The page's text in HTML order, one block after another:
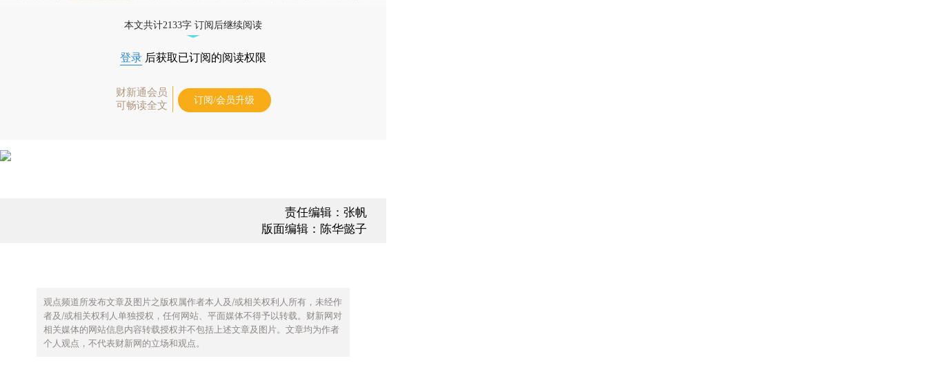
本文共计2133字 订阅后继续阅读
登录 后获取已订阅的阅读权限
财新通会员
可畅读全文
订阅/会员升级
责任编辑：张帆
版面编辑：陈华懿子
观点频道所发布文章及图片之版权属作者本人及/或相关权利人所有，未经作
者及/或相关权利人单独授权，任何网站、平面媒体不得予以转载。财新网对
相关媒体的网站信息内容转载授权并不包括上述文章及图片。文章均为作者
个人观点，不代表财新网的立场和观点。